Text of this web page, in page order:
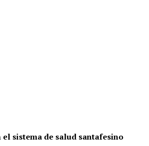
sistema de salud santafesino